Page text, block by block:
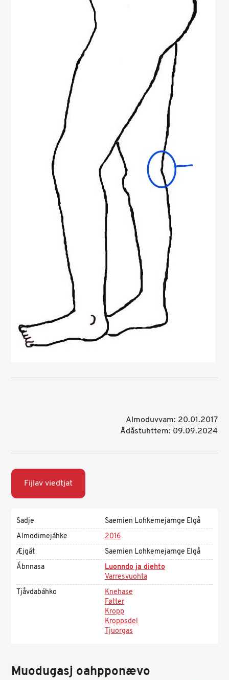
Almoduvvam: 20.01.2017
Ådåstuhttem: 09.09.2024
Fijlav viedtjat
Sadje
Saemien Lohkemejarnge Elgå
Almodimejáhke
2016
Æjgát
Saemien Lohkemejarnge Elgå
Ábnnasa
Luonndo ja diehto
Varresvuohta
Tjåvdabáhko
Knehase
Føtter
Kropp
Kroppsdel
Tjuorgas
Muodugasj oahpponævo